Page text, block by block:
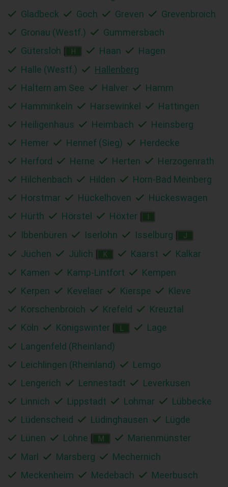
Gladbeck
Goch Greven
Grevenbroich
Gronau (Westf.)
Gummersbach
Gütersloh
H Haan
Hagen
Halle (Westf.)
Hallenberg
Haltern am See
Halver
Hamm
Hamminkeln
Harsewinkel
Hattingen
Heiligenhaus
Heimbach
Heinsberg
Hemer
Hennef (Sieg)
Herdecke
Herford
Herne Herten
Herzogenrath
Hilchenbach
Hilden
Horn-Bad Meinberg
Horstmar
Hückelhoven
Hückeswagen
Hürth
Hörstel Höxter
Ibbenbüren Iserlohn Isselburg J
Jüchen Jülich K Kaarst
Kalkar
Kamen
Kamp-Lintfort
Kempen
Kerpen
Kevelaer Kierspe
Kleve
Korschenbroich
Krefeld
Kreuztal
Köln
Königswinter
Lage
Langenfeld (Rheinland)
Leichlingen (Rheinland)
Lemgo
Lengerich
Lennestadt
Leverkusen
Linnich
Lippstadt Lohmar
Lübbecke
Lüdenscheid
Lüdinghausen
Lügde
Lünen
Löhne M
Marienmünster
Marl
Marsberg
Mechernich
Meckenheim
Medebach
Meerbusch